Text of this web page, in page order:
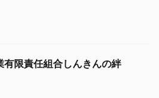
有限責任組合しんきんの絆